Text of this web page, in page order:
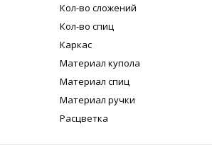
Кол-во сложений
Кол-во спиц
Каркас
Материал купола
Материал спиц
Материал ручки
Расцветка